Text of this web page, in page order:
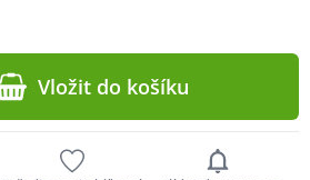
Vložit do košíku